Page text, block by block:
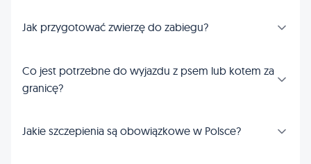
Jak przygotować zwierzę do zabiegu?
Co jest potrzebne do wyjazdu z psem lub kotem za
granicę?
Jakie szczepienia są obowiązkowe w Polsce?